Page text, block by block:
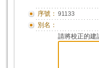
序號： 91133
別名：
請將校正的建